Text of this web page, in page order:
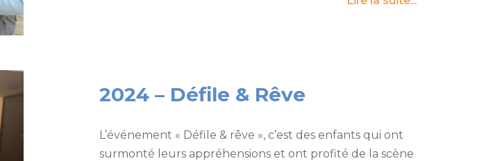
2024 – Défile & Rêve
L’événement « Défile & rêve », c’est des enfants qui ont
surmonté leurs appréhensions et ont profité de la scène